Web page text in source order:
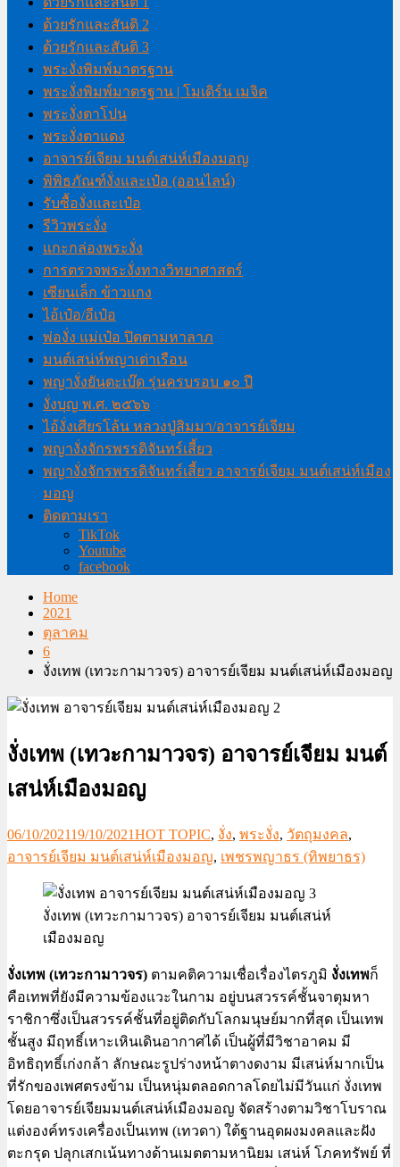
ด้วยรักและสันติ 2
ด้วยรักและสันติ 3
พระงั่งพิมพ์มาตรฐาน
พระงั่งพิมพ์มาตรฐาน | โมเดิร์น เมจิค
พระงั่งตาโปน
พระงั่งตาแดง
อาจารย์เจียม มนต์เสน่ห์เมืองมอญ
พิพิธภัณฑ์งั่งและเป๋อ (ออนไลน์)
รับซื้องั่งและเป๋อ
รีวิวพระงั่ง
แกะกล่องพระงั่ง
การตรวจพระงั่งทางวิทยาศาสตร์
เซียนเล็ก ข้าวแกง
ไอ้เป๋อ/อีเป๋อ
พ่องั่ง แม่เป๋อ ปิดตามหาลาภ
มนต์เสน่ห์พญาเต่าเรือน
พญางั่งยันตะเบ๊ด รุ่นครบรอบ ๑๐ ปี
งั่งบุญ พ.ศ. ๒๕๖๖
ไอ้งั่งเศียรโล้น หลวงปู่สิมมา/อาจารย์เจียม
พญางั่งจักรพรรดิจันทร์เสี้ยว
พญางั่งจักรพรรดิจันทร์เสี้ยว อาจารย์เจียม มนต์เสน่ห์เมือง
มอญ
ติดตามเรา
TikTok
Youtube
facebook
Home
2021
ตุลาคม
6
งั่งเทพ (เทวะกามาวจร) อาจารย์เจียม มนต์เสน่ห์เมืองมอญ
งั่งเทพ (เทวะกามาวจร) อาจารย์เจียม มนต์
เสน่ห์เมืองมอญ
06/10/202119/10/2021HOT TOPIC, งั่ง, พระงั่ง, วัตถุมงคล,
อาจารย์เจียม มนต์เสน่ห์เมืองมอญ, เพชรพญาธร (ทิพยาธร)
งั่งเทพ (เทวะกามาวจร) อาจารย์เจียม มนต์เสน่ห์
เมืองมอญ
งั่งเทพ (เทวะกามาวจร) ตามคติความเชื่อเรื่องไตรภูมิ งั่งเทพก็
คือเทพที่ยังมีความข้องแวะในกาม อยู่บนสวรรค์ชั้นจาตุมหา
ราชิกาซึ่งเป็นสวรรค์ชั้นที่อยู่ติดกับโลกมนุษย์มากที่สุด เป็นเทพ
ชั้นสูง มีฤทธิ์เหาะเหินเดินอากาศได้ เป็นผู้ที่มีวิชาอาคม มี
อิทธิฤทธิ์เก่งกล้า ลักษณะรูปร่างหน้าตางดงาม มีเสน่ห์มากเป็น
ที่รักของเพศตรงข้าม เป็นหนุ่มตลอดกาลโดยไม่มีวันแก่ งั่งเทพ
โดยอาจารย์เจียมมนต์เสน่ห์เมืองมอญ จัดสร้างตามวิชาโบราณ
แต่งองค์ทรงเครื่องเป็นเทพ (เทวดา) ใต้ฐานอุดผงมงคลและฝัง
ตะกรุด ปลุกเสกเน้นทางด้านเมตตามหานิยม เสน่ห์ โภคทรัพย์ ที่